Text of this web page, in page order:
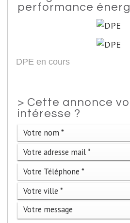
performance
DPE en cours
> Cette annonce
intéresse ?